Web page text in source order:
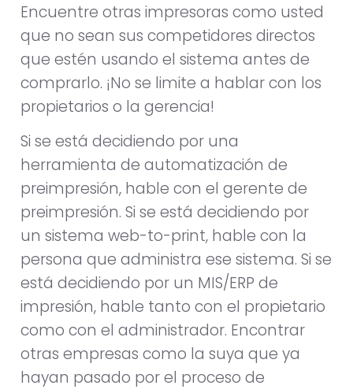
Encuentre otras impresoras como usted
que no sean sus competidores directos
que estén usando el sistema antes de
comprarlo. ¡No se limite a hablar con los
propietarios o la gerencia!
Si se está decidiendo por una
herramienta de automatización de
preimpresión, hable con el gerente de
preimpresión. Si se está decidiendo por
un sistema web-to-print, hable con la
persona que administra ese sistema. Si se
está decidiendo por un MIS/ERP de
impresión, hable tanto con el propietario
como con el administrador. Encontrar
otras empresas como la suya que ya
hayan pasado por el proceso de